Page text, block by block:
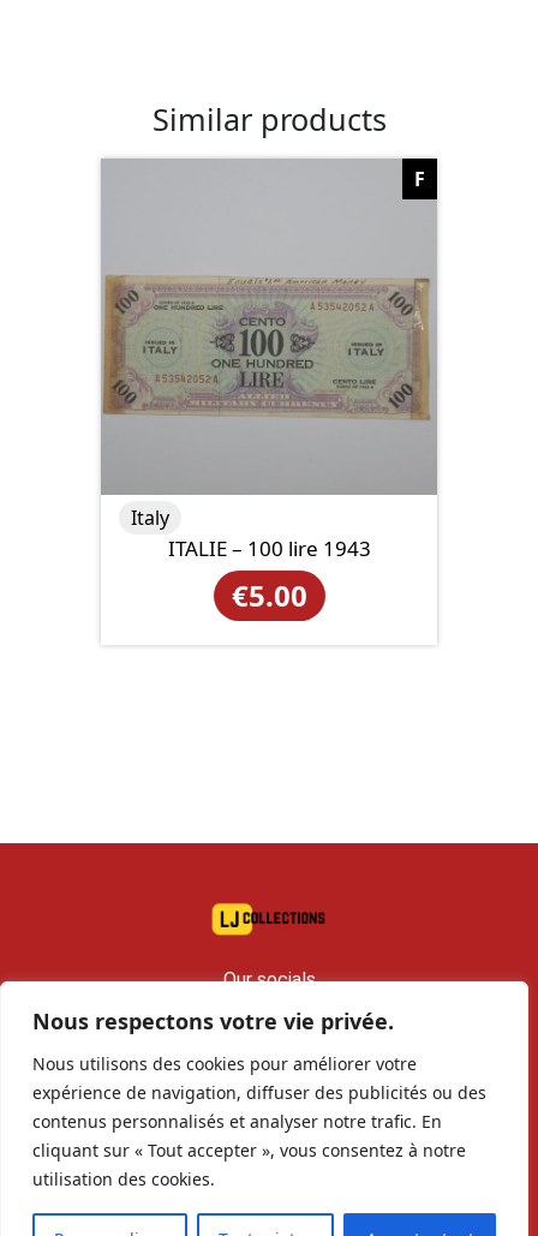
Nous respectons votre vie privée.
Nous utilisons des cookies pour améliorer votre
expérience de navigation, diffuser des publicités ou des
contenus personnalisés et analyser notre trafic. En
cliquant sur « Tout accepter », vous consentez à notre
utilisation des cookies.
Similar products
F
ITALIE – 100 lire 1943
€5.00
Italy
Our socials
RCS 979 374 147 Romans
Sell to us Contact